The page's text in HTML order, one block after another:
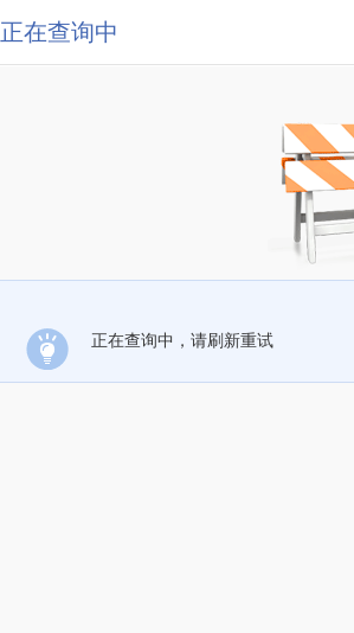
正在查询中
正在查询中，请刷新重试